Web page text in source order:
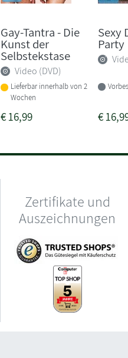
Gay-Tantra - Die
Kunst der
Selbstekstase
Video (DVD)
Lieferbar innerhalb von 2
Wochen
€16,99
Sexy
Party
€
Zertifikate und
Auszeichnungen